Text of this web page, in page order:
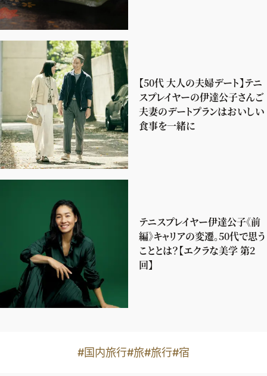
【50代 大人の夫婦デート】テニ
スプレイヤーの伊達公子さんご
夫妻のデートプランはおいしい
食事を一緒に
テニスプレイヤー伊達公子《前
編》キャリアの変遷。50代で思う
こととは？【エクラな美学 第2
回】
#国内旅行#旅#旅行#宿